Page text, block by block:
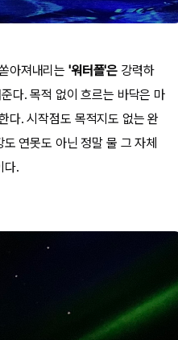
아져내리는 '워터폴'은 강력하
다. 목적 없이 흐르는 바닥은 마
다. 시작점도 목적지도 없는 완
연못도 아닌 정말 물 그 자체
다.